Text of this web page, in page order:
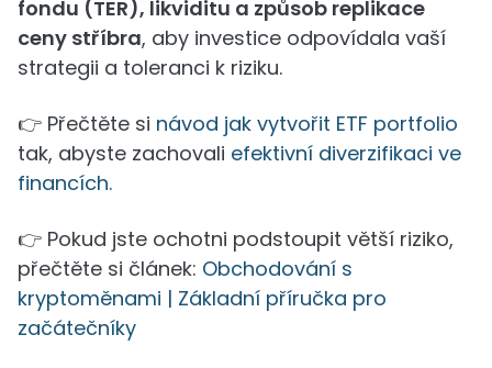
fondu (TER), likviditu a způsob replikace
ceny stříbra, aby investice odpovídala vaší
strategii a toleranci k riziku.
👉 Přečtěte si návod jak vytvořit ETF portfolio
tak, abyste zachovali efektivní diverzifikaci ve
financích.
👉 Pokud jste ochotni podstoupit větší riziko,
přečtěte si článek: Obchodování s
kryptoměnami | Základní příručka pro
začátečníky